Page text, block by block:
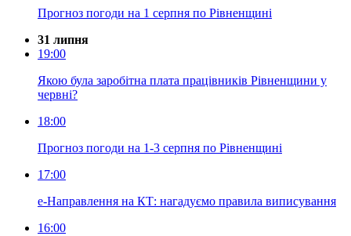
Прогноз погоди на 1 серпня по Рівненщині
31 липня
19:00
Якою була заробітна плата працівників Рівненщини у
червні?
18:00
Прогноз погоди на 1-3 серпня по Рівненщині
17:00
е-Направлення на КТ: нагадуємо правила виписування
16:00